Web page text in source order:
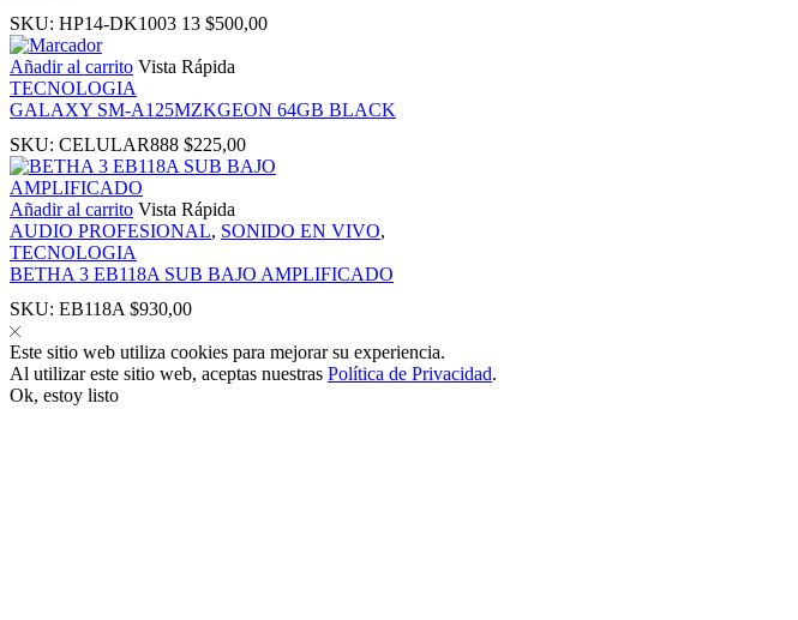
SKU: HP14-DK1003 13 $500,00
Añadir al carrito Vista Rápida
TECNOLOGIA
GALAXY SM-A125MZKGEON 64GB BLACK
SKU: CELULAR888 $225,00
Añadir al carrito Vista Rápida
AUDIO PROFESIONAL, SONIDO EN VIVO,
TECNOLOGIA
BETHA 3 EB118A SUB BAJO AMPLIFICADO
SKU: EB118A $930,00
Este sitio web utiliza cookies para mejorar su experiencia.
Al utilizar este sitio web, aceptas nuestras Política de Privacidad.
Ok, estoy listo